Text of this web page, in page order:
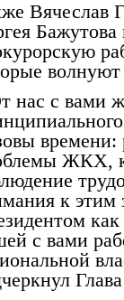
Вячеслав
Бажутова
нас с вами
времени:
ЖКХ,
к этим
с вами